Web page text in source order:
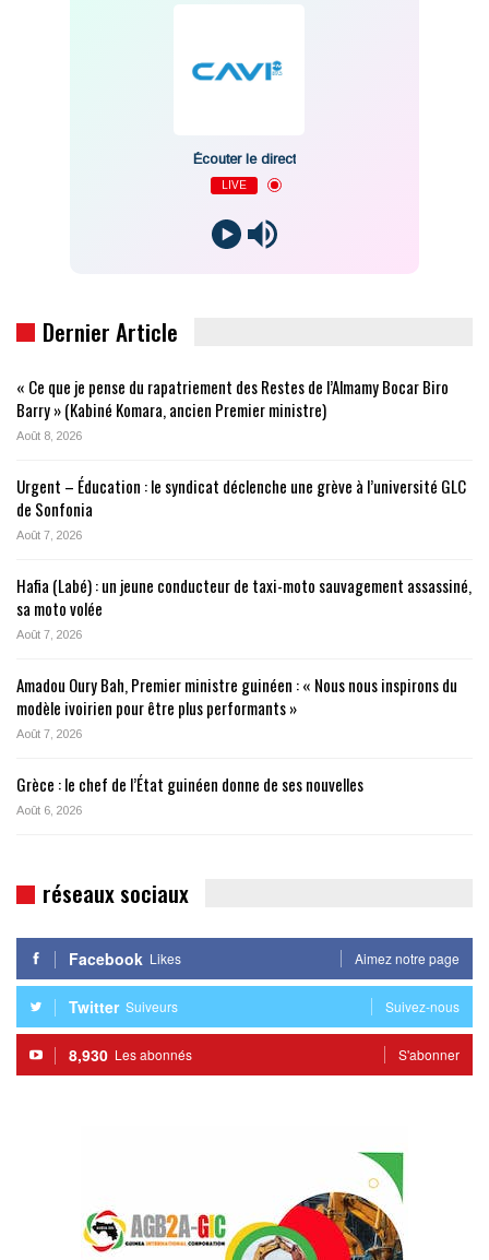
Écouter le direct
LIVE
Dernier Article
« Ce que je pense du rapatriement des Restes de l’Almamy Bocar Biro
Barry » (Kabiné Komara, ancien Premier ministre)
Août 8, 2026
Urgent – Éducation : le syndicat déclenche une grève à l’université GLC
de Sonfonia
Août 7, 2026
Hafia (Labé) : un jeune conducteur de taxi-moto sauvagement assassiné,
sa moto volée
Août 7, 2026
Amadou Oury Bah, Premier ministre guinéen : « Nous nous inspirons du
modèle ivoirien pour être plus performants »
Août 7, 2026
Grèce : le chef de l’État guinéen donne de ses nouvelles
Août 6, 2026
réseaux sociaux
Facebook Likes Aimez notre page
Twitter Suiveurs Suivez-nous
8,930 Les abonnés S'abonner